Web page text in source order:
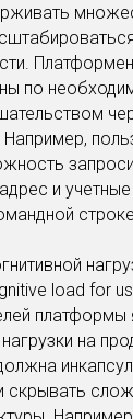
по
и
load for
платформы
нагрузки на
скрывать